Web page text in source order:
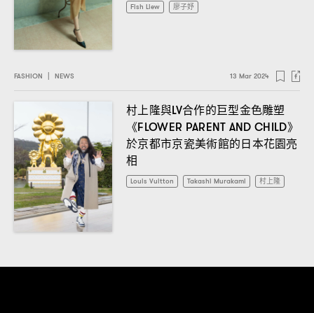
Fish Liew 廖子妤
FASHION | NEWS 13 Mar 2024
村上隆與LV合作的巨型金色雕塑
《FLOWER PARENT AND CHILD》
於京都市京瓷美術館的日本花園亮
相
Louis Vuitton Takashi Murakami 村上隆